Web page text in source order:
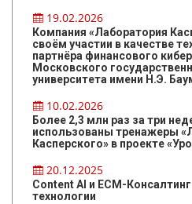
19.02.2026
Компания «Лаборатория
своём участии в качестве
партнёра финансового
Московского
университета имени Н.Э.
10.02.2026
Более 2,3 млн раз за три
использованы тренажеры
Касперского» в проекте
20.12.2025
Content AI и ЕСМ-
технологии